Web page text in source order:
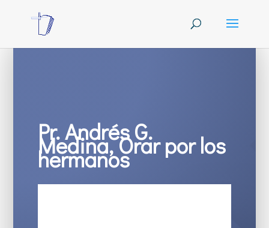
Pr. Andrés G.
Medina, Orar por los
hermanos